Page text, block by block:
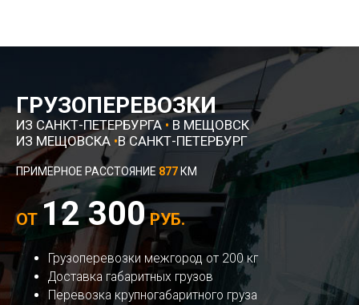
ГРУЗОПЕРЕВОЗКИ
ИЗ САНКТ-ПЕТЕРБУРГА • В МЕЩОВСК
ИЗ МЕЩОВСКА •В САНКТ-ПЕТЕРБУРГ
ПРИМЕРНОЕ РАССТОЯНИЕ 877 КМ
ОТ 12 300РУБ.
Грузоперевозки межгород от 200 кг
Доставка габаритных грузов
Перевозка крупногабаритного груза